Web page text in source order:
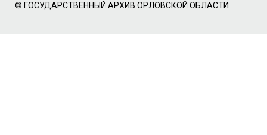
© ГОСУДАРСТВЕННЫЙ АРХИВ ОРЛОВСКОЙ ОБЛАСТИ